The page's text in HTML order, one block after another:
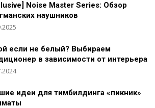
Noise Master Series: Обзор
наушников
если не белый? Выбираем
в зависимости от интерьера
идеи для тимбилдинга «пикник»